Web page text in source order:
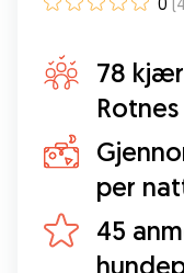
78
Rotnes
per
45